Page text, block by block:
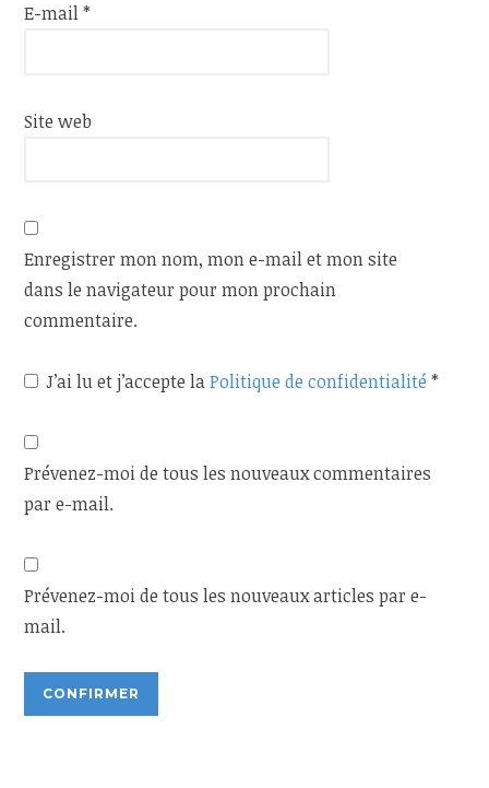
E-mail*
Site web
Enregistrer mon nom, mon e-mail et mon site
dans le navigateur pour mon prochain
commentaire.
J’ai lu et j’accepte laPolitique de confidentialité*
Prévenez-moi de tous les nouveaux commentaires
par e-mail.
Prévenez-moi de tous les nouveaux articles par e-
mail.